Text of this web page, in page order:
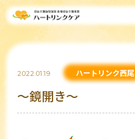
2022.01.19 ハートリンク西尾
～鏡開き～